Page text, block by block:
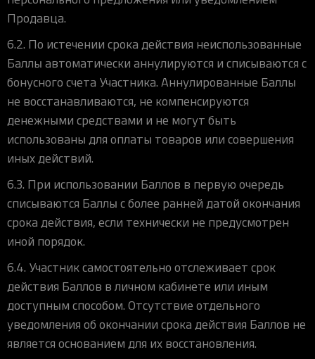
Продавца.
6.2. По истечении срока действия неиспользованные
Баллы автоматически аннулируются и списываются с
бонусного счета Участника. Аннулированные Баллы
не восстанавливаются, не компенсируются
денежными средствами и не могут быть
использованы для оплаты товаров или совершения
иных действий.
6.3. При использовании Баллов в первую очередь
списываются Баллы с более ранней датой окончания
срока действия, если технически не предусмотрен
иной порядок.
6.4. Участник самостоятельно отслеживает срок
действия Баллов в личном кабинете или иным
доступным способом. Отсутствие отдельного
уведомления об окончании срока действия Баллов не
является основанием для их восстановления.